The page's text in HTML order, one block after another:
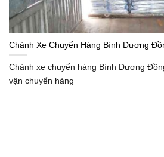
Chành Xe Chuyển Hàng Bình Dương
Chành xe chuyển hàng Bình Dương
vận chuyển hàng